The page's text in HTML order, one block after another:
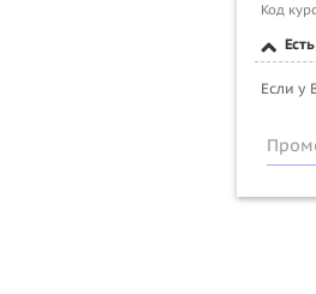
Код
Если у